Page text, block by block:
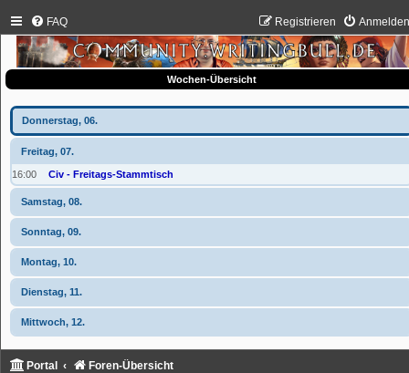
FAQ Registrieren
Wochen-Übersicht
Donnerstag, 06.
Freitag, 07.
16:00 Civ - Freitags-Stammtisch
Samstag, 08.
Sonntag, 09.
Montag, 10.
Dienstag, 11.
Mittwoch, 12.
Portal Foren-Übersicht